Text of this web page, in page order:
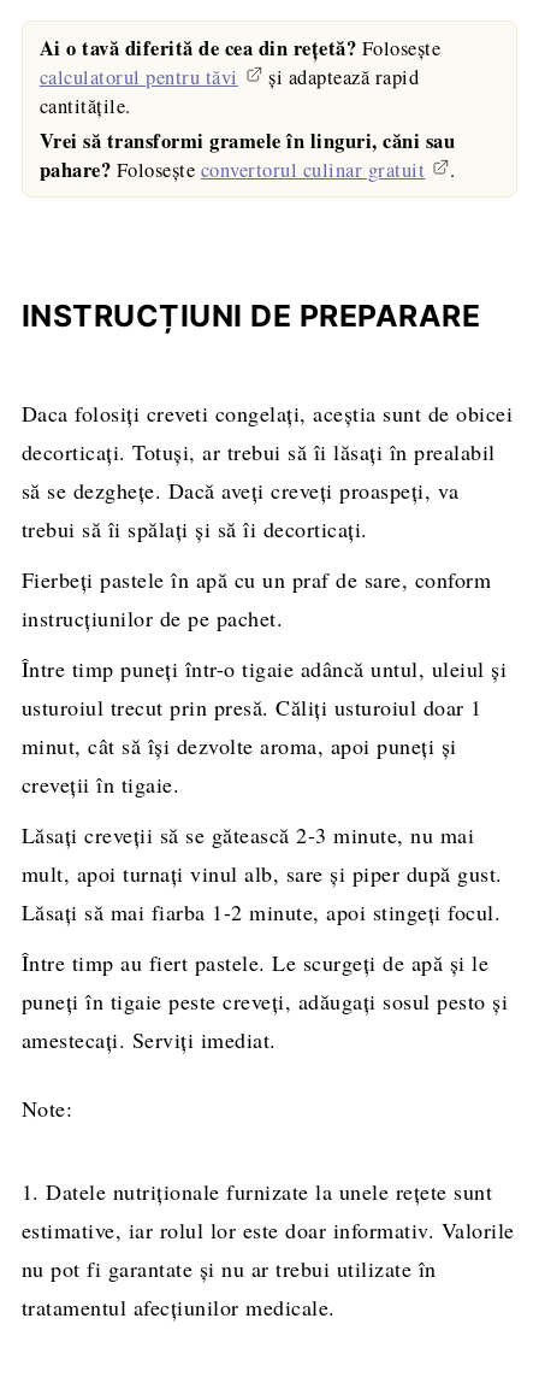
Ai o tavă diferită de cea din rețetă? Folosește
calculatorul pentru tăvi
și adaptează rapid
cantitățile.
Vrei să transformi gramele în linguri, căni sau
pahare? Folosește convertorul culinar gratuit .
INSTRUCȚIUNI DE PREPARARE
Daca folosiţi creveti congelaţi, aceștia sunt de obicei
decorticați. Totuși, ar trebui să îi lăsaţi în prealabil
să se dezgheţe. Dacă aveţi creveţi proaspeţi, va
trebui să îi spălaţi şi să îi decorticaţi.
Fierbeți pastele în apă cu un praf de sare, conform
instrucțiunilor de pe pachet.
Între timp puneţi într-o tigaie adâncă untul, uleiul şi
usturoiul trecut prin presă. Căliţi usturoiul doar 1
minut, cât să îşi dezvolte aroma, apoi puneţi şi
creveţii în tigaie.
Lăsaţi creveţii să se gătească 2-3 minute, nu mai
mult, apoi turnați vinul alb, sare și piper după gust.
Lăsaţi să mai fiarba 1-2 minute, apoi stingeţi focul.
Între timp au fiert pastele. Le scurgeţi de apă şi le
puneţi în tigaie peste creveţi, adăugați sosul pesto și
amestecați. Serviți imediat.
Note:
1. Datele nutriționale furnizate la unele rețete sunt
estimative, iar rolul lor este doar informativ. Valorile
nu pot fi garantate și nu ar trebui utilizate în
tratamentul afecțiunilor medicale.